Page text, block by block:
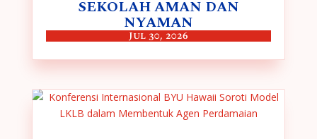
SEKOLAH AMAN DAN
NYAMAN
Jul 30, 2026